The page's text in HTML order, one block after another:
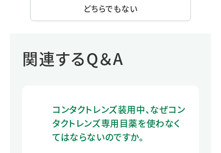
どちらでもない
関連するQ＆A
コンタクトレンズ装用中、なぜコン
タクトレンズ専用目薬を使わなく
てはならないのですか。